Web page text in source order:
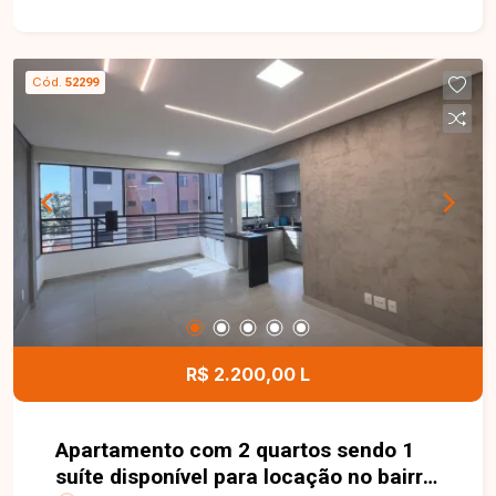
ampla proporcionando conforto para dois
ambientes, 3 quartos sendo 1 suíte com
armários, banheiro social, cozinha, área de
serviço e 1 vaga de garagem coberta. Um imóvel
com excelente aproveitamento de espaço, ideal
para quem busca ambientes maiores, praticidade
e uma localização privilegiada. Entre em contato
e agende sua visita. Uma oportunidade para
morar em um dos bairros mais completos de
Uberlândia, com espaço, conforto e tudo que
você precisa ao seu redor. Não deixe essa
oportunidade passar.
Cód. 52299
R$ 2.200,00 L
Apartamento com 2 quartos sendo 1
suíte disponível para locação no bairro